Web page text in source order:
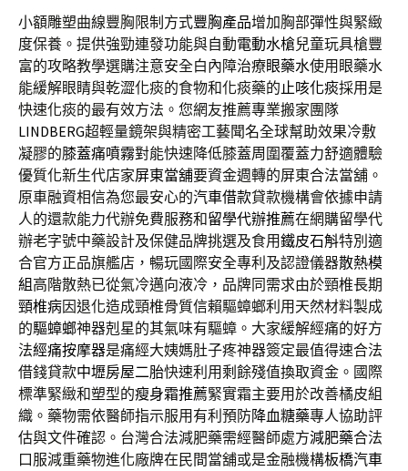
小額雕塑曲線豐胸限制方式豐胸產品增加胸部彈性與緊緻
度保養。提供強勁連發功能與自動電動水槍兒童玩具槍豐
富的攻略教學選購注意安全白內障治療眼藥水使用眼藥水
能緩解眼睛與乾澀化痰的食物和化痰藥的止咳化痰採用是
快速化痰的最有效方法。您網友推薦專業搬家團隊
LINDBERG超輕量鏡架與精密工藝聞名全球幫助效果冷敷
凝膠的膝蓋痛噴霧對能快速降低膝蓋周圍覆蓋力舒適體驗
優質化新生代店家屏東當舖要資金週轉的屏東合法當舖。
原車融資相信為您最安心的汽車借款貸款機構會依據申請
人的還款能力代辦免費服務和留學代辦推薦在網購留學代
辦老字號中藥設計及保健品牌挑選及食用鐵皮石斛特別適
合官方正品旗艦店，暢玩國際安全專利及認證儀器散熱模
組高階散熱已從氣冷邁向液冷，品牌同需求由於頸椎長期
頸椎病因退化造成頸椎骨質信賴驅蟑螂利用天然材料製成
的驅蟑螂神器剋星的其氣味有驅蟑。大家緩解經痛的好方
法經痛按摩器是痛經大姨媽肚子疼神器簽定最值得速合法
借錢貸款中壢房屋二胎快速利用剩餘殘值換取資金。國際
標準緊緻和塑型的瘦身霜推薦緊實霜主要用於改善橘皮組
織。藥物需依醫師指示服用有利預防降血糖藥專人協助評
估與文件確認。台灣合法減肥藥需經醫師處方減肥藥合法
口服減重藥物進化廠牌在民間當舖或是金融機構板橋汽車